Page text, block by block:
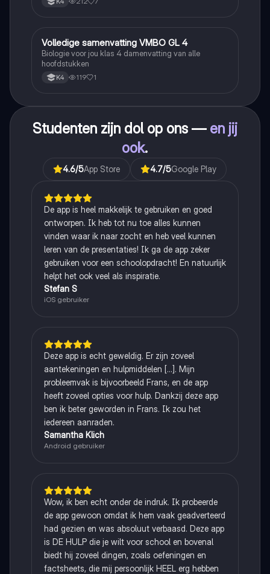
Biologie
Volledige samenvatting VMBO GL 4
Biologie voor jou klas 4 damenvatting van alle
hoofdstukken
K4 119 1
Studenten zijn dol op ons — en jij
ook.
4.6/5App Store 4.7/5Google Play
De app is heel makkelijk te gebruiken en goed
ontworpen. Ik heb tot nu toe alles kunnen
vinden waar ik naar zocht en heb veel kunnen
leren van de presentaties! Ik ga de app zeker
gebruiken voor een schoolopdracht! En natuurlijk
helpt het ook veel als inspiratie.
Stefan S
iOS gebruiker
Deze app is echt geweldig. Er zijn zoveel
aantekeningen en hulpmiddelen [...]. Mijn
probleemvak is bijvoorbeeld Frans, en de app
heeft zoveel opties voor hulp. Dankzij deze app
ben ik beter geworden in Frans. Ik zou het
iedereen aanraden.
Samantha Klich
Android gebruiker
Wow, ik ben echt onder de indruk. Ik probeerde
de app gewoon omdat ik hem vaak geadverteerd
had gezien en was absoluut verbaasd. Deze app
is DE HULP die je wilt voor school en bovenal
biedt hij zoveel dingen, zoals oefeningen en
factsheets, die mij persoonlijk HEEL erg hebben